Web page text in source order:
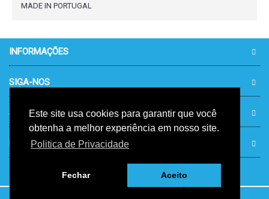
Este site usa cookies para garantir que você
obtenha a melhor experiência em nosso site.
Politica de Privacidade
Fechar Aceito
MADE IN PORTUGAL
INFORMAÇÕES
SIGA-NOS
SUPORTE TÉCNICO 24/7/365
PARCEIROS